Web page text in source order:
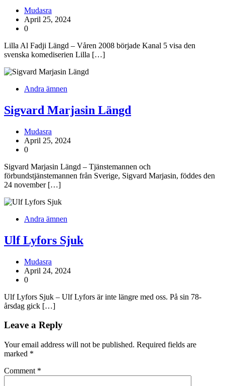
Mudasra
April 25, 2024
0
Lilla Al Fadji Längd – Våren 2008 började Kanal 5 visa den
svenska komediserien Lilla […]
Andra ämnen
Sigvard Marjasin Längd
Mudasra
April 25, 2024
0
Sigvard Marjasin Längd – Tjänstemannen och
förbundstjänstemannen från Sverige, Sigvard Marjasin, föddes den
24 november […]
Andra ämnen
Ulf Lyfors Sjuk
Mudasra
April 24, 2024
0
Ulf Lyfors Sjuk – Ulf Lyfors är inte längre med oss. På sin 78-
årsdag gick […]
Leave a Reply
Your email address will not be published. Required fields are
marked *
Comment *